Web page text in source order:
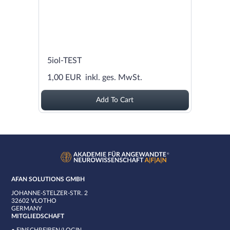
5iol-TEST
1,00 EUR inkl. ges. MwSt.
Add To Cart
AFAN SOLUTIONS GMBH
JOHANNE-STELZER-STR. 2
32602 VLOTHO
GERMANY
MITGLIEDSCHAFT